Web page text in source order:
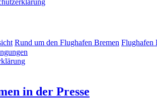
Rund um den Flughafen Bremen Flughafen
in der Presse